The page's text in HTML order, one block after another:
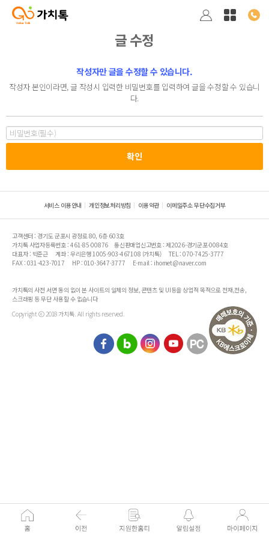
글 수정
작성자만 글을 수정할 수 있습니다.
작성자 본인이라면, 글 작성시 입력한 비밀번호를 입력하여 글을 수정할 수 있습니
다.
서비스 이용안내 개인정보처리방침 이용약관 이메일주소 무단수집거부
고객센터 : 경기도 군포시 광정로 80, 6층 603호
가치톡 사업자등록번호 : 461-85-00876
통신판매업신고번호 : 제2026-경기군포-0084호
대표자 : 박준근
계좌 : 우리은행 1005-903-467108 (가치톡)
TEL : 070-7425-3777
FAX : 031-423-7017
HP : 010-3647-3777 E-mail : ihomet@naver.com
가치톡의 사전 서면 동의 없이 본 사이트의 일체의 정보, 콘텐츠 및 UI등을 상업적 목적으로 전재,전송,
스크래핑 등 무단 사용할 수 없습니다
Copyright ⓒ 2018 가치톡. All rights reserved.